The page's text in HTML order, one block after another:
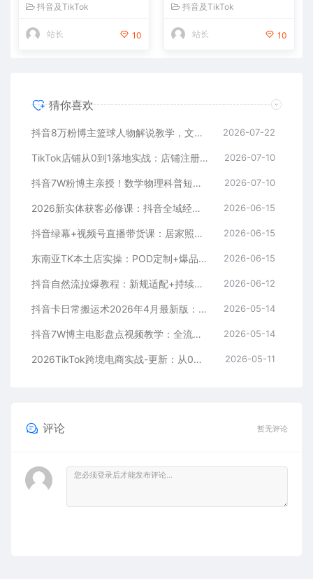
现
抖音及TikTok
站长 10
抖音及TikTok
站长 10
猜你喜欢
抖音8万粉博主篮球人物解说教学，文案剪辑全套实操，玩转伙伴计划精选单日收益破千 2026-07-22
TikTok店铺从0到1落地实战：店铺注册+产品上架+物流回款+内容剪辑，小白也能出单 2026-07-10
抖音7W粉博主亲授！数学物理科普短视频，单日300-500，伙伴计划+收徒+商单全变现 2026-07-10
2026新实体获客必修课：抖音全域经营实操，从认知破局到持续盈利 2026-06-15
抖音绿幕+视频号直播带货课：居家照着稿子念起号，手机电脑双场景搭建全流程 2026-06-15
东南亚TK本土店实操：POD定制+爆品截流+暴力冷启动，0粉也能开橱窗带货 2026-06-15
抖音自然流拉爆教程：新规适配+持续更新，话术+投放+起号一站式实战教学（更新26年5月11） 2026-06-12
抖音卡日常搬运术2026年4月最新版：影视账号爆款涨粉玩法，外面售价5000元核心 2026-05-14
抖音7W博主电影盘点视频教学：全流程剪辑制作+收益开通+商单收徒，零基础快速变现 2026-05-14
2026TikTok跨境电商实战-更新：从0到1跑通注册选品上架，出单发货回款全流程手把手教学 2026-05-11
评论 暂无评论